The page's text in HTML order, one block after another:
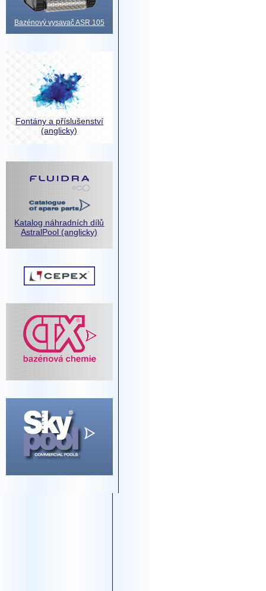
Bazénový vysavač ASR 105
Fontány a příslušenství
(anglicky)
Katalog náhradních dílů
AstralPool (anglicky)